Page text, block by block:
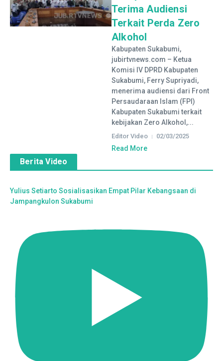
Terima Audiensi
Terkait Perda Zero
Alkohol
Kabupaten Sukabumi,
jubirtvnews.com – Ketua
Komisi IV DPRD Kabupaten
Sukabumi, Ferry Supriyadi,
menerima audiensi dari Front
Persaudaraan Islam (FPI)
Kabupaten Sukabumi terkait
kebijakan Zero Alkohol,...
Editor Video 02/03/2025
Read More
Berita Video
Yulius Setiarto Sosialisasikan Empat Pilar Kebangsaan di
Jampangkulon Sukabumi